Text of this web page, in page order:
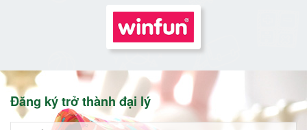
Đăng ký trở thành đại lý